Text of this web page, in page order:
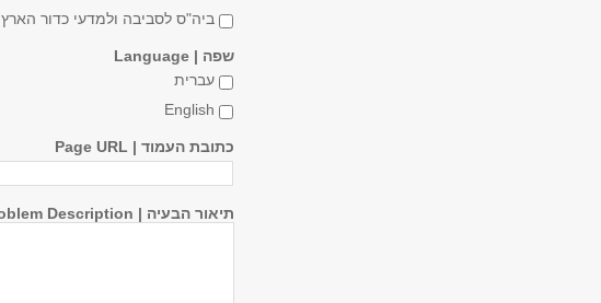
ביה"ס לסביבה ולמדעי כדור הארץ
שפה | Language
עברית
English
כתובת העמוד | Page URL
תיאור הבעיה | Problem Description